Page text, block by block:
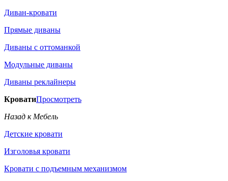
Диван-кровати
Прямые диваны
Диваны с оттоманкой
Модульные диваны
Диваны реклайнеры
КроватиПросмотреть
Назад к Мебель
Детские кровати
Изголовья кровати
Кровати с подъемным механизмом